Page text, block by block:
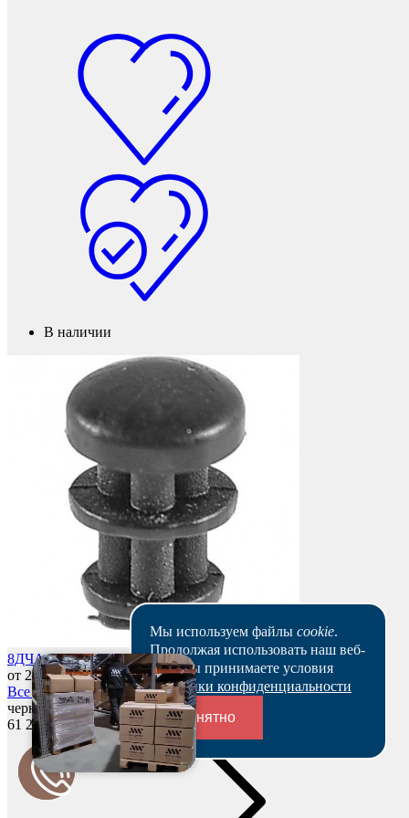
Колпачки на болт/гайку
Переходники и соединители
В наличии
8ДЧА – Заглушка пластиковая круглая Ø8, декоративная
от 2,00 р.
Все цены
черный
61 274 шт
Мы используем файлы cookie.
Продолжая использовать наш веб-
сайт, вы принимаете условия
Политики конфиденциальности
Понятно